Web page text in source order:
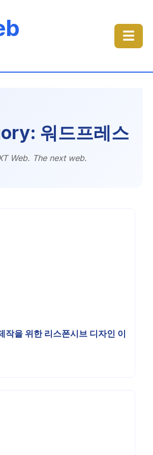
☰
워드프레스
Web. The next web.
작을 위한 리스폰시브 디자인 이